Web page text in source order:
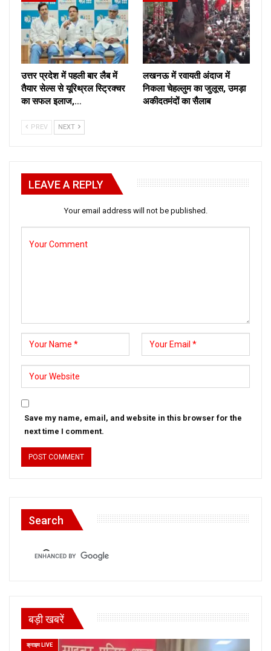
उत्तर प्रदेश में पहली बार लैब में
तैयार सेल्स से यूरिथ्रल स्ट्रिक्चर
का सफल इलाज,…
लखनऊ में रवायती अंदाज में
निकला चेहल्लुम का जुलूस, उमड़ा
अकीदतमंदों का सैलाब
PREV NEXT
LEAVE A REPLY
Your email address will not be published.
Save my name, email, and website in this browser for the
next time I comment.
Search
बड़ी खबरें
क्राइम LIVE